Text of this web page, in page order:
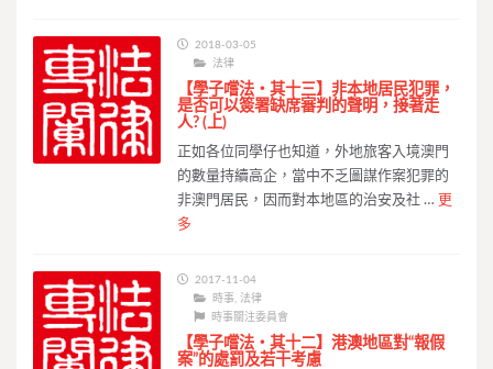
2018-03-05
法律
【學子嚐法・其十三】非本地居民犯罪，
是否可以簽署缺席審判的聲明，接著走
人? (上)
正如各位同學仔也知道，外地旅客入境澳門
的數量持續高企，當中不乏圖謀作案犯罪的
非澳門居民，因而對本地區的治安及社 … 更
多
2017-11-04
時事, 法律
時事關注委員會
【學子嚐法・其十二】港澳地區對“報假
案”的處罰及若干考慮